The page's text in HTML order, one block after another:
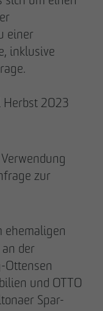
einer
inklusive
Herbst 2023
zur
ehemaligen
der
Ottensen
und OTTO
Spar-
Spatenstich